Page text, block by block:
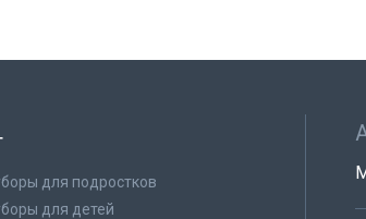
для подростков
для детей